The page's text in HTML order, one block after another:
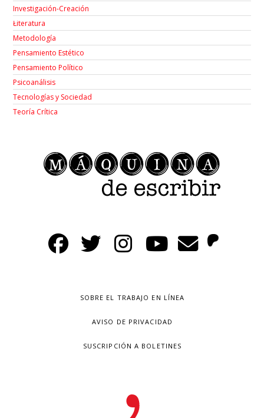
Investigación-Creación
Łiteratura
Metodología
Pensamiento Estético
Pensamiento Político
Psicoanálisis
Tecnologías y Sociedad
Teoría Crítica
SOBRE EL TRABAJO EN LÍNEA
AVISO DE PRIVACIDAD
SUSCRIPCIÓN A BOLETINES